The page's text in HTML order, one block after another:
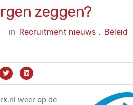
zeggen?
in Beleid
Recruitment nieuws ,
weer op de